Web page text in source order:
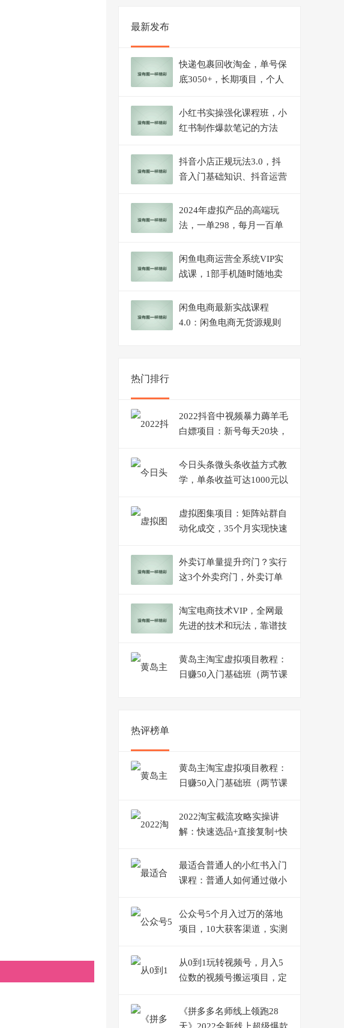
最新发布
快递包裹回收淘金，单号保
底3050+，长期项目，个人
小红书实操强化课程班，小
红书制作爆款笔记的方法
抖音小店正规玩法3.0，抖
音入门基础知识、抖音运营
电商运营等
2024年虚拟产品的高端玩
法，一单298，每月一百单
闲鱼电商运营全系统VIP实
战课，1部手机随时随地卖
5000
闲鱼电商最新实战课程
4.0：闲鱼电商无货源规则
热门排行
2022抖音中视频暴力薅羊毛
白嫖项目：新号每天20块，
今日头条微头条收益方式教
学，单条收益可达1000元以
虚拟图集项目：矩阵站群自
动化成交，35个月实现快速
外卖订单量提升窍门？实行
这3个外卖窍门，外卖订单
淘宝电商技术VIP，全网最
先进的技术和玩法，靠谱技
黄岛主淘宝虚拟项目教程：
日赚50入门基础班（两节课
热评榜单
黄岛主淘宝虚拟项目教程：
日赚50入门基础班（两节课
2022淘宝截流攻略实操讲
解：快速选品+直接复制+快
最适合普通人的小红书入门
课程：普通人如何通过做小
公众号5个月入过万的落地
项目，10大获客渠道，实测
从0到1玩转视频号，月入5
位数的视频号搬运项目，定
《拼多多名师线上领跑28